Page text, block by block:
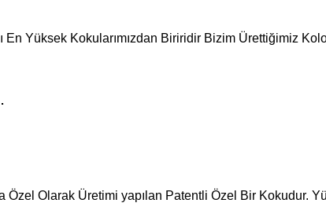
En Yüksek Kokularımızdan Biriridir Bizim Ürettiğimiz
Özel Olarak Üretimi yapılan Patentli Özel Bir Kokudur.